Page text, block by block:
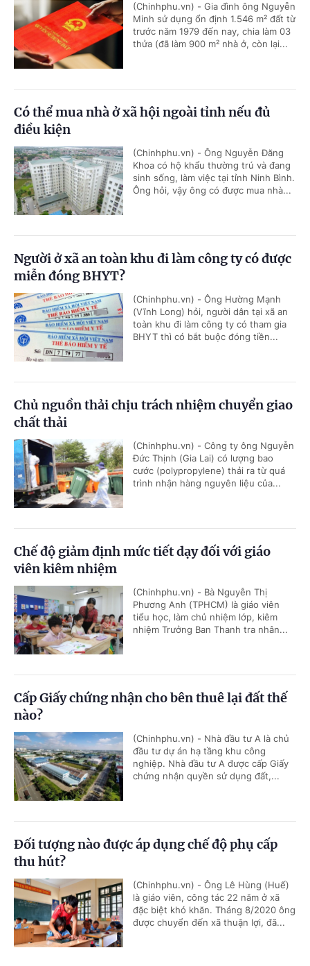
(Chinhphu.vn) - Gia đình ông Nguyễn
Minh sử dụng ổn định 1.546 m² đất từ
trước năm 1979 đến nay, chia làm 03
thửa (đã làm 900 m² nhà ở, còn lại...
Có thể mua nhà ở xã hội ngoài tỉnh nếu đủ
điều kiện
(Chinhphu.vn) - Ông Nguyễn Đăng
Khoa có hộ khẩu thường trú và đang
sinh sống, làm việc tại tỉnh Ninh Bình.
Ông hỏi, vậy ông có được mua nhà...
Người ở xã an toàn khu đi làm công ty có được
miễn đóng BHYT?
(Chinhphu.vn) - Ông Hường Mạnh
(Vĩnh Long) hỏi, người dân tại xã an
toàn khu đi làm công ty có tham gia
BHYT thì có bắt buộc đóng tiền...
Chủ nguồn thải chịu trách nhiệm chuyển giao
chất thải
(Chinhphu.vn) - Công ty ông Nguyễn
Đức Thịnh (Gia Lai) có lượng bao
cước (polypropylene) thải ra từ quá
trình nhận hàng nguyên liệu của...
Chế độ giảm định mức tiết dạy đối với giáo
viên kiêm nhiệm
(Chinhphu.vn) - Bà Nguyễn Thị
Phương Anh (TPHCM) là giáo viên
tiểu học, làm chủ nhiệm lớp, kiêm
nhiệm Trưởng Ban Thanh tra nhân...
Cấp Giấy chứng nhận cho bên thuê lại đất thế
nào?
(Chinhphu.vn) - Nhà đầu tư A là chủ
đầu tư dự án hạ tầng khu công
nghiệp. Nhà đầu tư A được cấp Giấy
chứng nhận quyền sử dụng đất,...
Đối tượng nào được áp dụng chế độ phụ cấp
thu hút?
(Chinhphu.vn) - Ông Lê Hùng (Huế)
là giáo viên, công tác 22 năm ở xã
đặc biệt khó khăn. Tháng 8/2020 ông
được chuyển đến xã thuận lợi, đã...